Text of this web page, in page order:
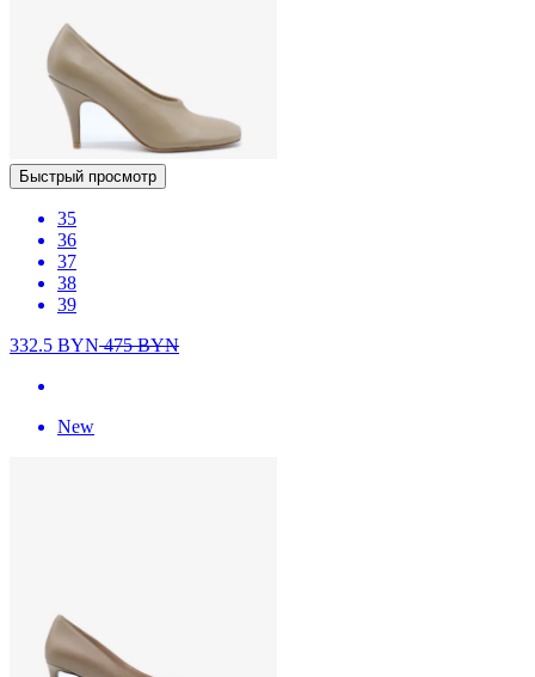
Быстрый просмотр
35
36
37
38
39
332.5 BYN475BYN
New